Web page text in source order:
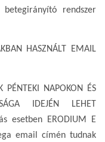
rendszer
HASZNÁLT EMAIL
PÉNTEKI NAPOKON ÉS
IDEJÉN LEHET
esetben ERODIUM E
email címén tudnak